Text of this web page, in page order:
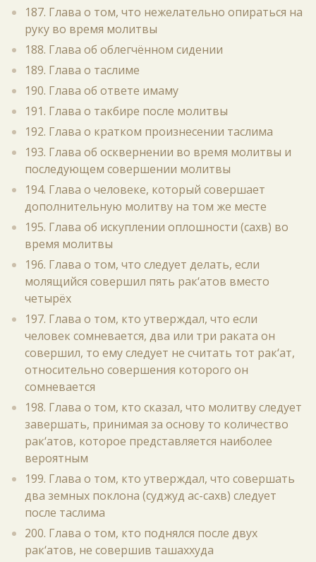
187. Глава о том, что нежелательно опираться на
руку во время молитвы
188. Глава об облегчённом сидении
189. Глава о таслиме
190. Глава об ответе имаму
191. Глава о такбире после молитвы
192. Глава о кратком произнесении таслима
193. Глава об осквернении во время молитвы и
последующем совершении молитвы
194. Глава о человеке, который совершает
дополнительную молитву на том же месте
195. Глава об искуплении оплошности (сахв) во
время молитвы
196. Глава о том, что следует делать, если
молящийся совершил пять рак‘атов вместо
четырёх
197. Глава о том, кто утверждал, что если
человек сомневается, два или три раката он
совершил, то ему следует не считать тот рак‘ат,
относительно совершения которого он
сомневается
198. Глава о том, кто сказал, что молитву следует
завершать, принимая за основу то количество
рак‘атов, которое представляется наиболее
вероятным
199. Глава о том, кто утверждал, что совершать
два земных поклона (суджуд ас-сахв) следует
после таслима
200. Глава о том, кто поднялся после двух
рак‘атов, не совершив ташаххуда